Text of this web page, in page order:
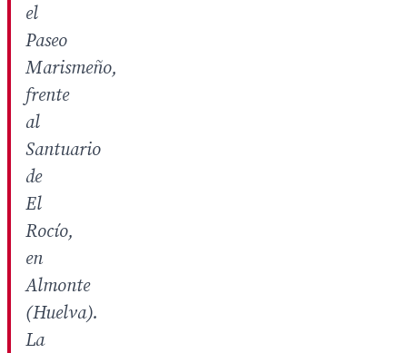
el
Paseo
Marismeño,
frente
al
Santuario
de
El
Rocío,
en
Almonte
(Huelva).
La